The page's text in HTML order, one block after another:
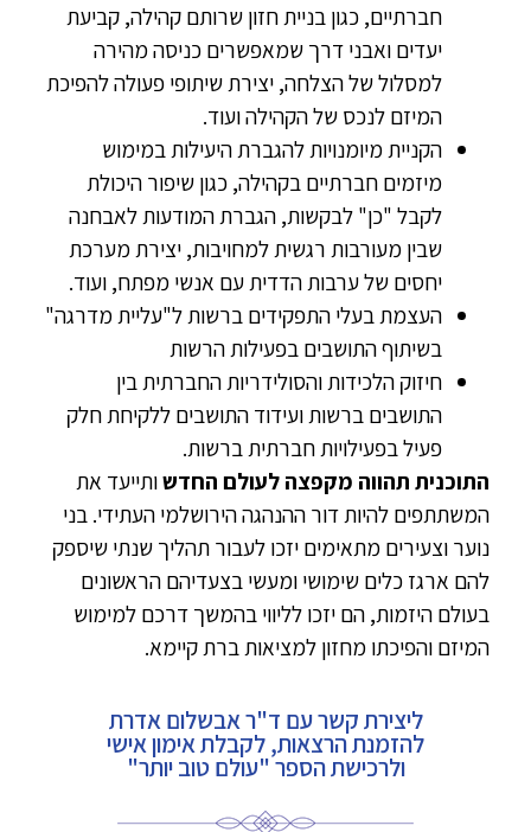
חברתיים, כגון בניית חזון שרותם קהילה, קביעת
יעדים ואבני דרך שמאפשרים כניסה מהירה
למסלול של הצלחה, יצירת שיתופי פעולה להפיכת
המיזם לנכס של הקהילה ועוד.
הקניית מיומנויות להגברת היעילות במימוש
מיזמים חברתיים בקהילה, כגון שיפור היכולת
לקבל "כן" לבקשות, הגברת המודעות לאבחנה
שבין מעורבות רגשית למחויבות, יצירת מערכת
יחסים של ערבות הדדית עם אנשי מפתח, ועוד.
העצמת בעלי התפקידים ברשות ל"עליית מדרגה"
בשיתוף התושבים בפעילות הרשות
חיזוק הלכידות והסולידריות החברתית בין
התושבים ברשות ועידוד התושבים ללקיחת חלק
פעיל בפעילויות חברתית ברשות.
התוכנית תהווה מקפצה לעולם החדשותייעד את
המשתתפים להיות דור ההנהגה הירושלמי העתידי. בני
נוער וצעירים מתאימים יזכו לעבור תהליך שנתי שיספק
להם ארגז כלים שימושי ומעשי בצעדיהם הראשונים
בעולם היזמות, הם יזכו לליווי בהמשך דרכם למימוש
המיזם והפיכתו מחזון למציאות ברת קיימא.
ליצירת קשר עם ד"ר אבשלום אדרת
להזמנת הרצאות, לקבלת אימון אישי
ולרכישת הספר "עולם טוב יותר"